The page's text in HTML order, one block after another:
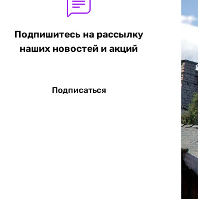
Подпишитесь на рассылку
наших новостей и акций
Подписаться